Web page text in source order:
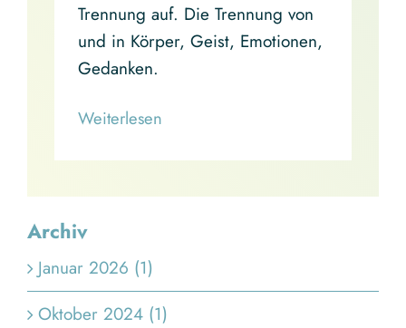
Trennung auf. Die Trennung von
und in Körper, Geist, Emotionen,
Gedanken.
Read More
Archiv
Januar 2026 (1)
Oktober 2024 (1)